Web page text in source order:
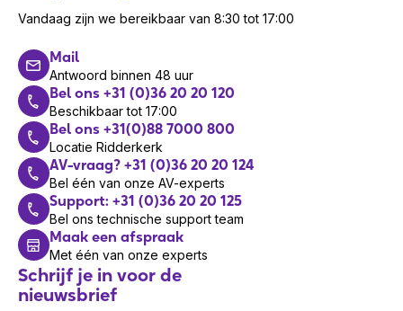
Compatibiliteit: Uitgebreide compatibiliteit met
Desk Series
Dual headset
Accessoires en toevoegingen
Combineer je headset CP-HS-W-532-USBC met
de Cisco Desk Camera voor het voeren van
professionele vergaderingen of de Cisco Desk
Mini als aanvulling op je persoonlijke werkplek.
Ze bieden superieure beeldkwaliteit, eenvoudige
installatie, gebruiksvriendelijkheid en
geavanceerde functies om efficiënter te
werken.
Vandaag zijn we bereikbaar van 8:30 tot 17:00
Mail
Antwoord binnen 48 uur
Bel ons +31 (0)36 20 20 120
Beschikbaar tot 17:00
Bel ons +31(0)88 7000 800
Locatie Ridderkerk
AV-vraag? +31 (0)36 20 20 124
Bel één van onze AV-experts
Support: +31 (0)36 20 20 125
Bel ons technische support team
Maak een afspraak
Met één van onze experts
Schrijf je in voor de
nieuwsbrief